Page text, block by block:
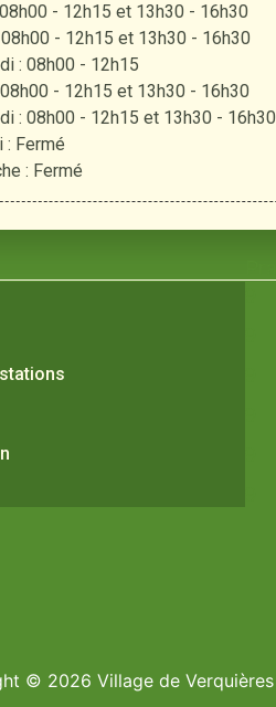
- 12h15 et 13h30 - 16h30
- 12h15 et 13h30 - 16h30
: 08h00 - 12h15
- 12h15 et 13h30 - 16h30
: 08h00 - 12h15 et 13h30 - 16h30
: Fermé
: Fermé
© 2026 Village de Verquières